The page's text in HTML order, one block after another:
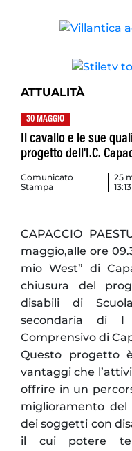
ATTUALITÀ
30 MAGGIO
Il cavallo e le sue
progetto dell'I.C.
Comunicato
Stampa
25
13:13
CAPACCIO
maggio,alle ore
mio West” di
chiusura del
disabili di
secondaria di I
Comprensivo di
Questo progetto
vantaggi che
offrire in un
miglioramento
dei soggetti con
il cui potere